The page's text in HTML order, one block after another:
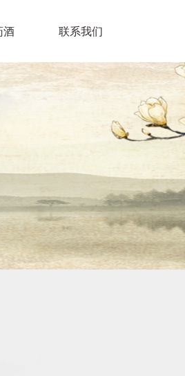
酒 联系我们